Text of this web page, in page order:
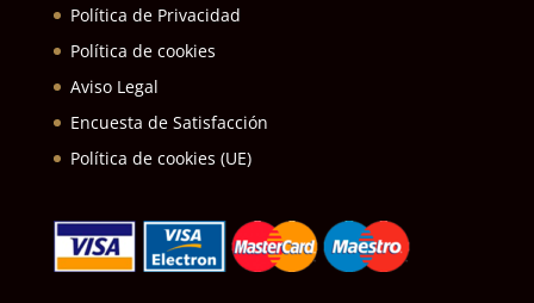
Política de Privacidad
Política de cookies
Aviso Legal
Encuesta de Satisfacción
Política de cookies (UE)